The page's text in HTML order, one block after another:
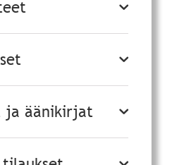
ja äänikirjat